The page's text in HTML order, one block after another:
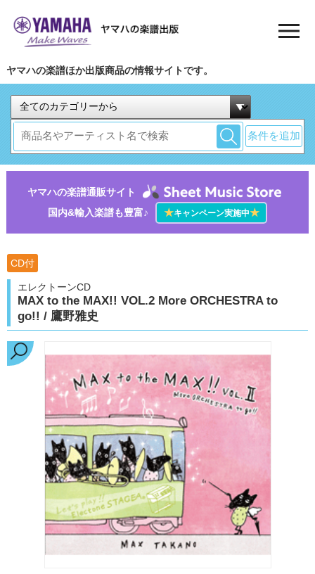
ヤマハの楽譜ほか出版商品の情報サイトです。
条件を追加
ヤマハの楽譜通販サイト
国内&輸入楽譜も豊富♪
★キャンペーン実施中★
CD付
エレクトーンCD
MAX to the MAX!! VOL.2 More ORCHESTRA to
go!! / 鷹野雅史